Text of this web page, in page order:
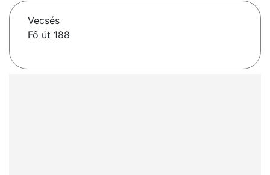
Vecsés
Fő út 188